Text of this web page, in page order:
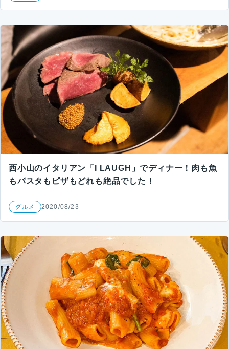
西小山のイタリアン「I LAUGH」でディナー！肉も魚
もパスタもピザもどれも絶品でした！
グルメ 2020/08/23